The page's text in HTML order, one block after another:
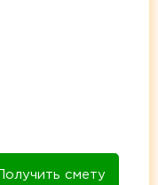
Получить смету